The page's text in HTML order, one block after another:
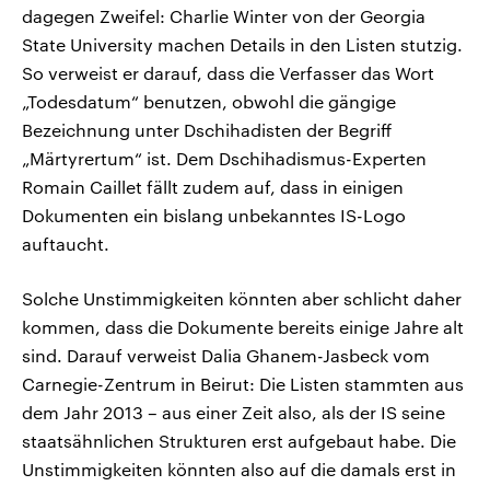
dagegen Zweifel: Charlie Winter von der Georgia
State University machen Details in den Listen stutzig.
So verweist er darauf, dass die Verfasser das Wort
„Todesdatum“ benutzen, obwohl die gängige
Bezeichnung unter Dschihadisten der Begriff
„Märtyrertum“ ist. Dem Dschihadismus-Experten
Romain Caillet fällt zudem auf, dass in einigen
Dokumenten ein bislang unbekanntes IS-Logo
auftaucht.
Solche Unstimmigkeiten könnten aber schlicht daher
kommen, dass die Dokumente bereits einige Jahre alt
sind. Darauf verweist Dalia Ghanem-Jasbeck vom
Carnegie-Zentrum in Beirut: Die Listen stammten aus
dem Jahr 2013 – aus einer Zeit also, als der IS seine
staatsähnlichen Strukturen erst aufgebaut habe. Die
Unstimmigkeiten könnten also auf die damals erst in